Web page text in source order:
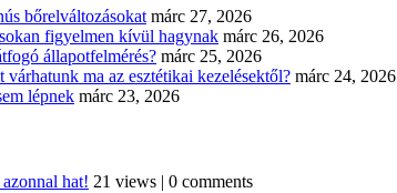
bőrelváltozásokat márc 27, 2026
figyelmen kívül hagynak márc 26, 2026
állapotfelmérés? márc 25, 2026
ma az esztétikai kezelésektől? márc 24, 2026
lépnek márc 23, 2026
hat! 21 views | 0 comments